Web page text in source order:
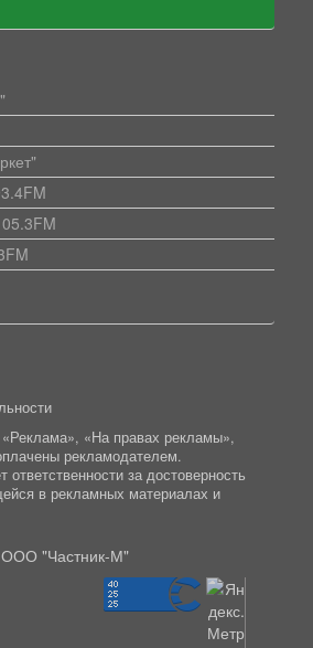
«На правах рекламы»,
рекламодателем.
ответственности за достоверность
в рекламных материалах и
ООО "Частник-М"